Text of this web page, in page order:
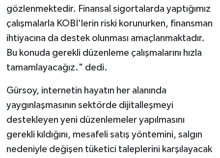
gözlenmektedir. Finansal sigortalarda yaptığımız
çalışmalarla KOBİ'lerin riski korunurken, finansman
ihtiyacına da destek olunması amaçlanmaktadır.
Bu konuda gerekli düzenleme çalışmalarını hızla
tamamlayacağız." dedi.
Gürsoy, internetin hayatın her alanında
yaygınlaşmasının sektörde dijitalleşmeyi
destekleyen yeni düzenlemeler yapılmasını
gerekli kıldığını, mesafeli satış yöntemini, salgın
nedeniyle değişen tüketici taleplerini karşılayacak